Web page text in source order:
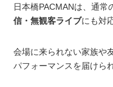
日本橋PACMANは、通常
信・無観客ライブにも対
会場に来られない家族や
パフォーマンスを届けら